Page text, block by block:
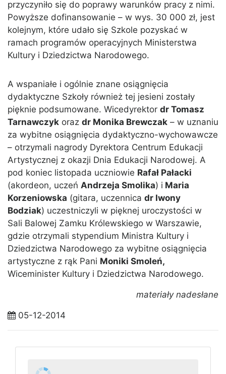
przyczyniło się do poprawy warunków pracy z nimi.
Powyższe dofinansowanie – w wys. 30 000 zł, jest
kolejnym, które udało się Szkole pozyskać w
ramach programów operacyjnych Ministerstwa
Kultury i Dziedzictwa Narodowego.
A wspaniałe i ogólnie znane osiągnięcia
dydaktyczne Szkoły również tej jesieni zostały
pięknie podsumowane. Wicedyrektor dr Tomasz
Tarnawczyk oraz dr Monika Brewczak – w uznaniu
za wybitne osiągnięcia dydaktyczno-wychowawcze
– otrzymali nagrody Dyrektora Centrum Edukacji
Artystycznej z okazji Dnia Edukacji Narodowej. A
pod koniec listopada uczniowie Rafał Pałacki
(akordeon, uczeń Andrzeja Smolika) i Maria
Korzeniowska (gitara, uczennica dr Iwony
Bodziak) uczestniczyli w pięknej uroczystości w
Sali Balowej Zamku Królewskiego w Warszawie,
gdzie otrzymali stypendium Ministra Kultury i
Dziedzictwa Narodowego za wybitne osiągnięcia
artystyczne z rąk Pani Moniki Smoleń,
Wiceminister Kultury i Dziedzictwa Narodowego.
materiały nadesłane
05-12-2014